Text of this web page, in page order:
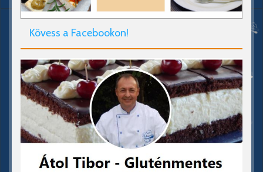
Kövess a Facebookon!